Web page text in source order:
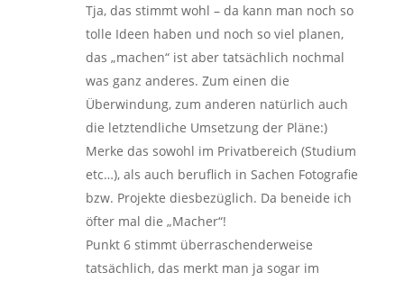
Tja, das stimmt wohl – da kann man noch so
tolle Ideen haben und noch so viel planen,
das „machen“ ist aber tatsächlich nochmal
was ganz anderes. Zum einen die
Überwindung, zum anderen natürlich auch
die letztendliche Umsetzung der Pläne:)
Merke das sowohl im Privatbereich (Studium
etc…), als auch beruflich in Sachen Fotografie
bzw. Projekte diesbezüglich. Da beneide ich
öfter mal die „Macher“!
Punkt 6 stimmt überraschenderweise
tatsächlich, das merkt man ja sogar im